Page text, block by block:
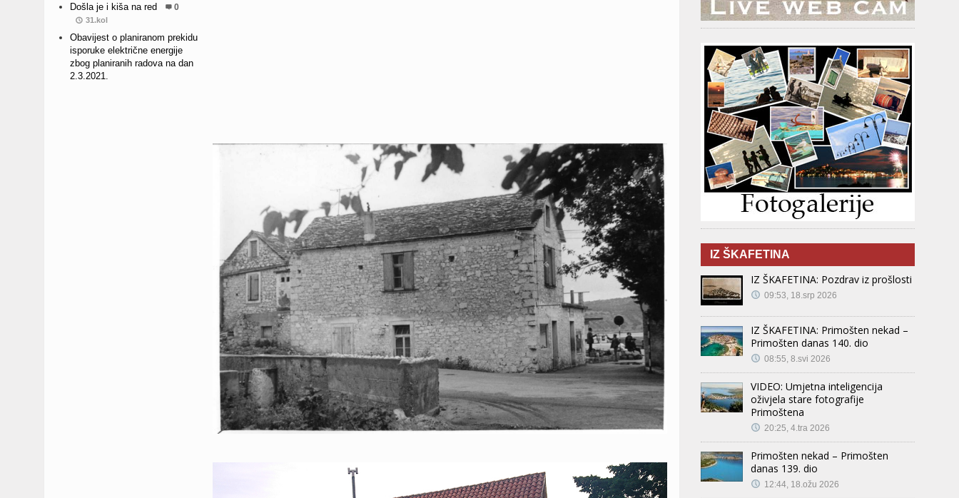
Došla je i kiša na red
0
31.kol
Obavijest o planiranom prekidu
isporuke električne energije
zbog planiranih radova na dan
2.3.2021.
IZ ŠKAFETINA
IZ ŠKAFETINA: Pozdrav iz prošlosti
09:53, 18.srp 2026
IZ ŠKAFETINA: Primošten nekad –
Primošten danas 140. dio
08:55, 8.svi 2026
VIDEO: Umjetna inteligencija
oživjela stare fotografije
Primoštena
20:25, 4.tra 2026
Primošten nekad – Primošten
danas 139. dio
12:44, 18.ožu 2026